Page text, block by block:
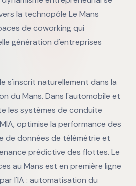
la technopôle Le Mans
de coworking qui
génération d'entreprises
s'inscrit naturellement dans la
du Mans. Dans l'automobile et
les systèmes de conduite
optimise la performance des
de données de télémétrie et
prédictive des flottes. Le
au Mans est en première ligne
l'IA : automatisation du